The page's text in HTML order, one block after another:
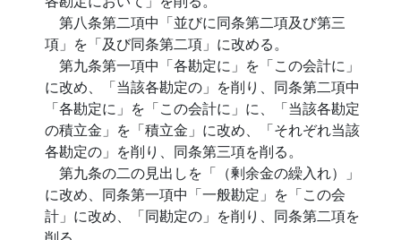
第八条第二項中「並びに同条第二項及び第三
項」を「及び同条第二項」に改める。
第九条第一項中「各勘定に」を「この会計に」
に改め、「当該各勘定の」を削り、同条第二項中
「各勘定に」を「この会計に」に、「当該各勘定
の積立金」を「積立金」に改め、「それぞれ当該
各勘定の」を削り、同条第三項を削る。
第九条の二の見出しを「（剰余金の繰入れ）」
に改め、同条第一項中「一般勘定」を「この会
計」に改め、「同勘定の」を削り、同条第二項を